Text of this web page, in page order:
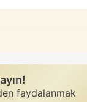
faydalanmak